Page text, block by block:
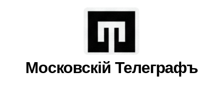
Московскій Телеграфъ